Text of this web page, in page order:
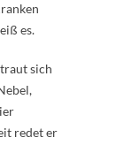
es.
sich
redet er